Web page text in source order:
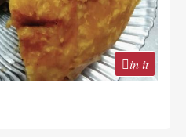
in it